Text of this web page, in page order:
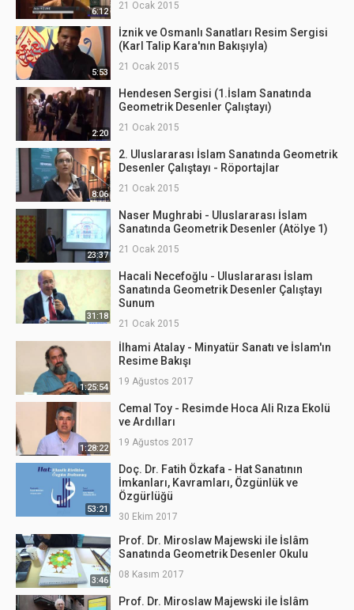
6:12
21 Ocak 2015
5:53
İznik ve Osmanlı Sanatları Resim Sergisi
(Karl Talip Kara'nın Bakışıyla)
21 Ocak 2015
2:20
Hendesen Sergisi (1.İslam Sanatında
Geometrik Desenler Çalıştayı)
21 Ocak 2015
8:06
2. Uluslararası İslam Sanatında Geometrik
Desenler Çalıştayı - Röportajlar
21 Ocak 2015
23:37
Naser Mughrabi - Uluslararası İslam
Sanatında Geometrik Desenler (Atölye 1)
21 Ocak 2015
31:18
Hacali Necefoğlu - Uluslararası İslam
Sanatında Geometrik Desenler Çalıştayı
Sunum
21 Ocak 2015
1:25:54
İlhami Atalay - Minyatür Sanatı ve İslam'ın
Resime Bakışı
19 Ağustos 2017
1:28:22
Cemal Toy - Resimde Hoca Ali Rıza Ekolü
ve Ardılları
19 Ağustos 2017
53:21
Doç. Dr. Fatih Özkafa - Hat Sanatının
İmkanları, Kavramları, Özgünlük ve
Özgürlüğü
30 Ekim 2017
3:46
Prof. Dr. Miroslaw Majewski ile İslâm
Sanatında Geometrik Desenler Okulu
08 Kasım 2017
Prof. Dr. Miroslaw Majewski ile İslâm